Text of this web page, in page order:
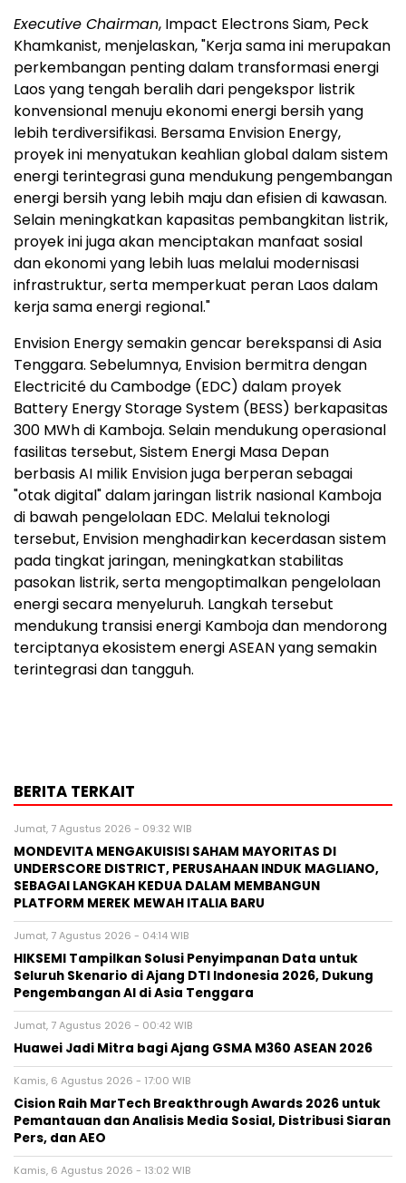
Executive Chairman, Impact Electrons Siam, Peck
Khamkanist, menjelaskan, "Kerja sama ini merupakan
perkembangan penting dalam transformasi energi
Laos yang tengah beralih dari pengekspor listrik
konvensional menuju ekonomi energi bersih yang
lebih terdiversifikasi. Bersama Envision Energy,
proyek ini menyatukan keahlian global dalam sistem
energi terintegrasi guna mendukung pengembangan
energi bersih yang lebih maju dan efisien di kawasan.
Selain meningkatkan kapasitas pembangkitan listrik,
proyek ini juga akan menciptakan manfaat sosial
dan ekonomi yang lebih luas melalui modernisasi
infrastruktur, serta memperkuat peran Laos dalam
kerja sama energi regional."
Envision Energy semakin gencar berekspansi di Asia
Tenggara. Sebelumnya, Envision bermitra dengan
Electricité du Cambodge (EDC) dalam proyek
Battery Energy Storage System (BESS) berkapasitas
300 MWh di Kamboja. Selain mendukung operasional
fasilitas tersebut, Sistem Energi Masa Depan
berbasis AI milik Envision juga berperan sebagai
"otak digital" dalam jaringan listrik nasional Kamboja
di bawah pengelolaan EDC. Melalui teknologi
tersebut, Envision menghadirkan kecerdasan sistem
pada tingkat jaringan, meningkatkan stabilitas
pasokan listrik, serta mengoptimalkan pengelolaan
energi secara menyeluruh. Langkah tersebut
mendukung transisi energi Kamboja dan mendorong
terciptanya ekosistem energi ASEAN yang semakin
terintegrasi dan tangguh.
BERITA TERKAIT
Jumat, 7 Agustus 2026 - 09:32 WIB
MONDEVITA MENGAKUISISI SAHAM MAYORITAS DI
UNDERSCORE DISTRICT, PERUSAHAAN INDUK MAGLIANO,
SEBAGAI LANGKAH KEDUA DALAM MEMBANGUN
PLATFORM MEREK MEWAH ITALIA BARU
Jumat, 7 Agustus 2026 - 04:14 WIB
HIKSEMI Tampilkan Solusi Penyimpanan Data untuk
Seluruh Skenario di Ajang DTI Indonesia 2026, Dukung
Pengembangan AI di Asia Tenggara
Jumat, 7 Agustus 2026 - 00:42 WIB
Huawei Jadi Mitra bagi Ajang GSMA M360 ASEAN 2026
Kamis, 6 Agustus 2026 - 17:00 WIB
Cision Raih MarTech Breakthrough Awards 2026 untuk
Pemantauan dan Analisis Media Sosial, Distribusi Siaran
Pers, dan AEO
Kamis, 6 Agustus 2026 - 13:02 WIB